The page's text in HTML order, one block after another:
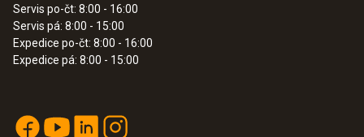
Servis po-čt: 8:00 - 16:00
Servis pá: 8:00 - 15:00
Expedice po-čt: 8:00 - 16:00
Expedice pá: 8:00 - 15:00